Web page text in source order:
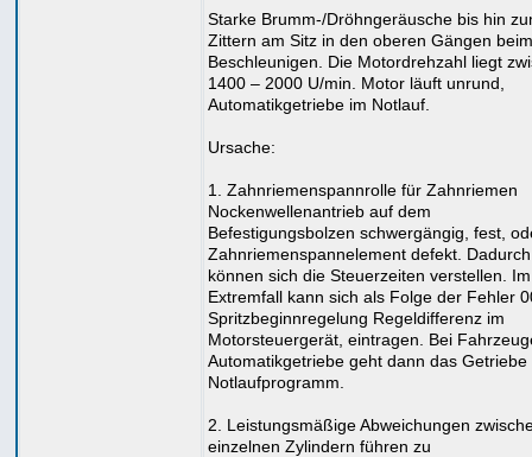
Starke Brumm-/Dröhngeräusche bis hin
Zittern am Sitz in den oberen Gängen beim
Beschleunigen. Die Motordrehzahl liegt
1400 – 2000 U/min. Motor läuft unrund,
Automatikgetriebe im Notlauf.
Ursache:
1. Zahnriemenspannrolle für Zahnriemen
Nockenwellenantrieb auf dem
Befestigungsbolzen schwergängig, fest,
Zahnriemenspannelement defekt. Dadurch
können sich die Steuerzeiten verstellen. Im
Extremfall kann sich als Folge der Fehler
Spritzbeginnregelung Regeldifferenz im
Motorsteuergerät, eintragen. Bei
Automatikgetriebe geht dann das Getriebe
Notlaufprogramm.
2. Leistungsmäßige Abweichungen
einzelnen Zylindern führen zu